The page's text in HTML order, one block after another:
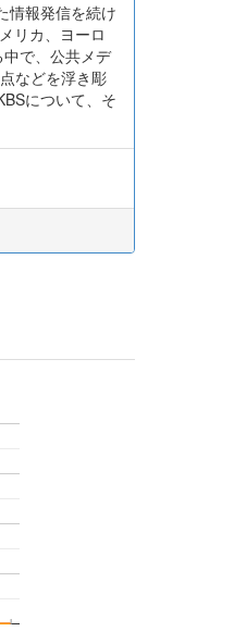
情報発信を続け
リカ、ヨーロ
で、公共メデ
などを浮き彫
について、そ